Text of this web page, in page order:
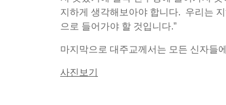
지하게 생각해보아야 합니다. 우리는
으로 들어가야 할 것입니다.”
마지막으로 대주교께서는 모든 신자들
사진보기